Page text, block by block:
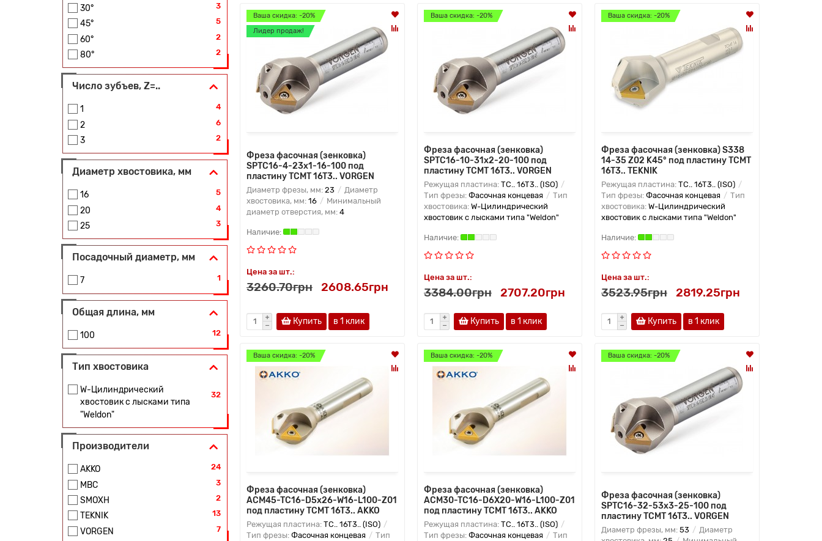
30° 3
45° 5
60° 2
80° 2
Число зубъев, Z=..
1 4
2 6
3 2
Диаметр хвостовика, мм
16 5
20 4
25 3
Посадочный диаметр, мм
7 1
Общая длина, мм
100 12
Тип хвостовика
W-Цилиндрический
хвостовик с лысками типа
"Weldon"
32
Производители
AKKO 24
MBC 3
SMOXH 2
TEKNIK 13
VORGEN 7
Ваша скидка: -20%
Лидер продаж!
Фреза фасочная (зенковка)
SPTC16-4-23x1-16-100 под
пластину TCMT 16T3.. VORGEN
Диаметр фрезы, мм: 23
Диаметр
хвостовика, мм: 16
Минимальный
диаметр отверстия, мм: 4
Цена за шт.:
3260.70грн 2608.65грн
Купить в 1 клик
Ваша скидка: -20%
Фреза фасочная (зенковка)
SPTC16-10-31x2-20-100 под
пластину TCMT 16T3.. VORGEN
Режущая пластина: TC.. 16T3.. (ISO)
Тип фрезы: Фасочная концевая
Тип
хвостовика: W-Цилиндрический
хвостовик с лысками типа "Weldon"
Цена за шт.:
3384.00грн 2707.20грн
Купить в 1 клик
Ваша скидка: -20%
Фреза фасочная (зенковка) S338
14-35 Z02 K45° под пластину TCMT
16T3.. TEKNIK
Режущая пластина: TC.. 16T3.. (ISO)
Тип фрезы: Фасочная концевая
Тип
хвостовика: W-Цилиндрический
хвостовик с лысками типа "Weldon"
Цена за шт.:
3523.95грн 2819.25грн
Купить в 1 клик
Ваша скидка: -20%
Фреза фасочная (зенковка)
ACM45-TC16-D5x26-W16-L100-Z01
под пластину TCMT 16T3.. AKKO
Режущая пластина: TC.. 16T3.. (ISO)
Тип фрезы: Фасочная концевая
Тип
Ваша скидка: -20%
Фреза фасочная (зенковка)
ACM30-TC16-D6X20-W16-L100-Z01
под пластину TCMT 16T3.. AKKO
Режущая пластина: TC.. 16T3.. (ISO)
Тип фрезы: Фасочная концевая
Тип
Ваша скидка: -20%
Фреза фасочная (зенковка)
SPTC16-32-53x3-25-100 под
пластину TCMT 16T3.. VORGEN
Диаметр фрезы, мм: 53
Диаметр